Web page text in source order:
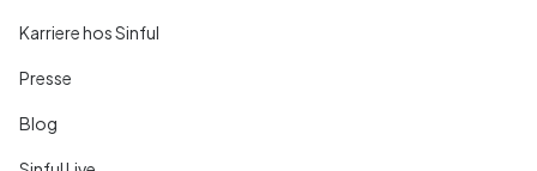
Karriere hos Sinful
Presse
Blog